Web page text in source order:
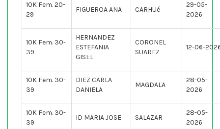
10K Fem. 20-
29
FIGUEROA ANA CARHUé
29-05-
2026
10K Fem. 30-
39
HERNANDEZ
ESTEFANIA
GISEL
CORONEL
SUAREZ
12-06-
10K Fem. 30-
39
DIEZ CARLA
DANIELA
MAGDALA
28-05-
2026
10K Fem. 30-
39
ID MARIA JOSE SALAZAR
28-05-
2026